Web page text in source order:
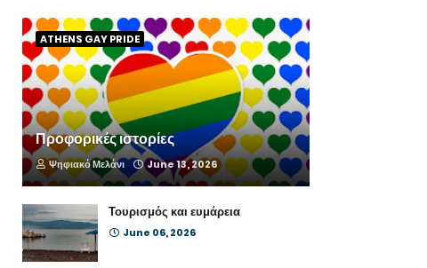
ATHENS GAY PRIDE
Προφορικές ιστορίες
Ψηφιακό Μελάνι June 13, 2026
Τουρισμός και ευμάρεια
June 06, 2026